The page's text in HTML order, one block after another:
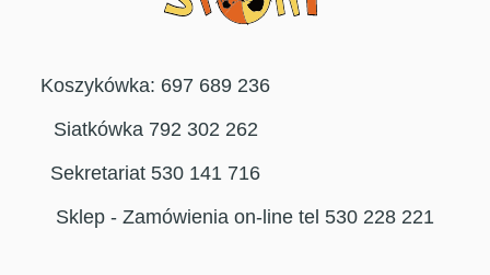
Koszykówka: 697 689 236
Siatkówka 792 302 262
Sekretariat 530 141 716
Sklep - Zamówienia on-line tel 530 228 221